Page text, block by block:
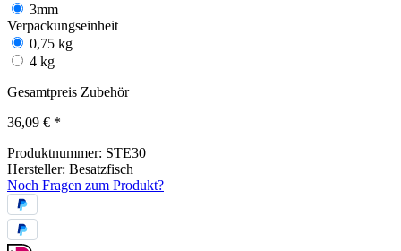
3mm
Verpackungseinheit
0,75 kg
4 kg
Gesamtpreis Zubehör
36,09 € *
Produktnummer: STE30
Hersteller: Besatzfisch
Noch Fragen zum Produkt?